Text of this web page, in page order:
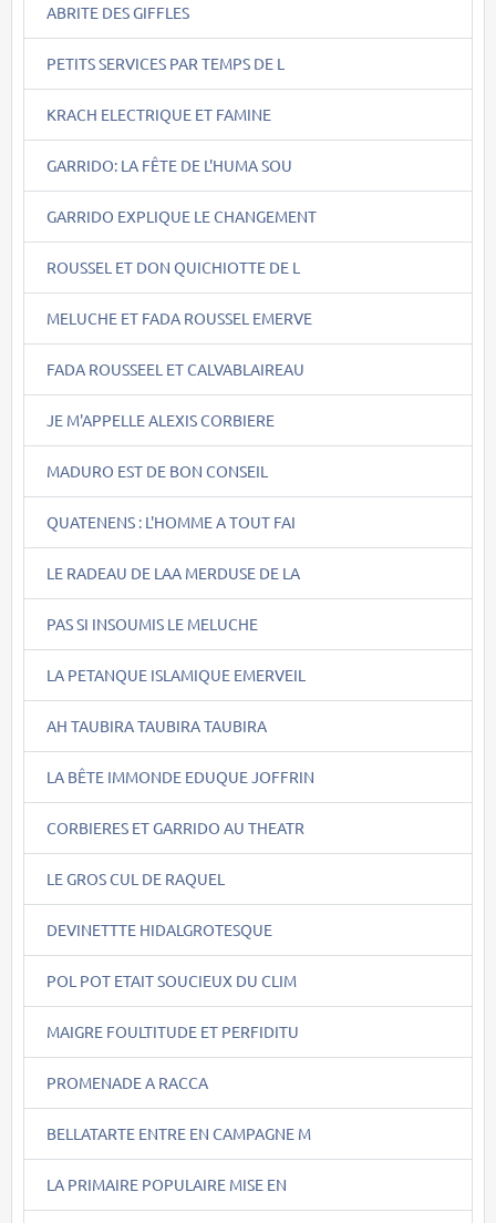
ABRITE DES GIFFLES
PETITS SERVICES PAR TEMPS DE L
KRACH ELECTRIQUE ET FAMINE
GARRIDO: LA FÊTE DE L'HUMA SOU
GARRIDO EXPLIQUE LE CHANGEMENT
ROUSSEL ET DON QUICHIOTTE DE L
MELUCHE ET FADA ROUSSEL EMERVE
FADA ROUSSEEL ET CALVABLAIREAU
JE M'APPELLE ALEXIS CORBIERE
MADURO EST DE BON CONSEIL
QUATENENS : L'HOMME A TOUT FAI
LE RADEAU DE LAA MERDUSE DE LA
PAS SI INSOUMIS LE MELUCHE
LA PETANQUE ISLAMIQUE EMERVEIL
AH TAUBIRA TAUBIRA TAUBIRA
LA BÊTE IMMONDE EDUQUE JOFFRIN
CORBIERES ET GARRIDO AU THEATR
LE GROS CUL DE RAQUEL
DEVINETTTE HIDALGROTESQUE
POL POT ETAIT SOUCIEUX DU CLIM
MAIGRE FOULTITUDE ET PERFIDITU
PROMENADE A RACCA
BELLATARTE ENTRE EN CAMPAGNE M
LA PRIMAIRE POPULAIRE MISE EN